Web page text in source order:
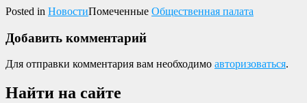
Posted in НовостиПомеченные Общественная палата
Добавить комментарий
Для отправки комментария вам необходимо авторизоваться.
Найти на сайте